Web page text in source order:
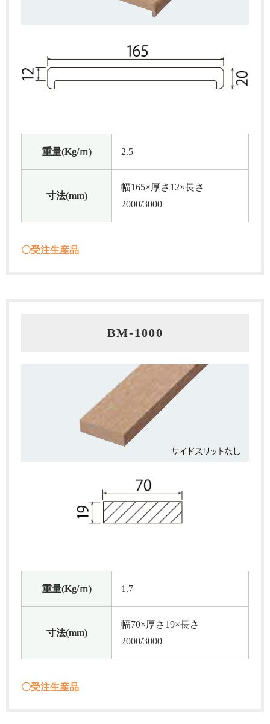
重量(Kg/ｍ) 2.5
寸法(mm)
幅165×厚さ12×長さ
2000/3000
〇受注生産品
BM‐1000
重量(Kg/ｍ) 1.7
寸法(mm)
幅70×厚さ19×長さ
2000/3000
〇受注生産品